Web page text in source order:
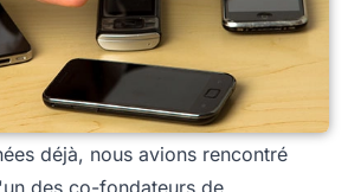
déjà, nous avions rencontré